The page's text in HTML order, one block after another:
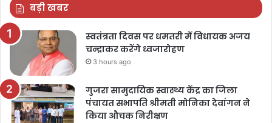
बड़ी खबर
स्वतंत्रता दिवस पर धमतरी में विधायक अजय
चन्द्राकर करेंगे ध्वजारोहण
3 hours ago
गुजरा सामुदायिक स्वास्थ्य केंद्र का जिला
पंचायत सभापति श्रीमती मोनिका देवांगन ने
किया औचक निरीक्षण